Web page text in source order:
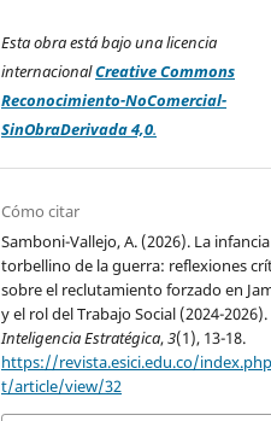
Esta obra está bajo una licencia
internacionalCreative Commons
Reconocimiento-NoComercial-
SinObraDerivada 4,0.
Cómo citar
Samboni-Vallejo, A. (2026). La
torbellino de la guerra: reflexiones
sobre el reclutamiento forzado en
y el rol del Trabajo Social (2024-2026).
Inteligencia Estratégica,3(1), 13-18.
https://revista.esici.edu.co/
t/article/view/32